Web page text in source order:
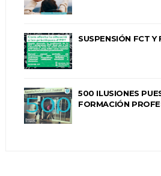
SUSPENSIÓN FCT Y
500 ILUSIONES
FORMACIÓN